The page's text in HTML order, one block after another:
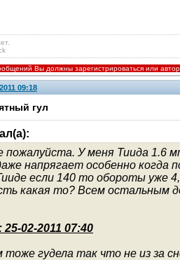
Вы должны зарегистрироваться или
09:18
гул
пожалуйста. У меня Тиида 1.6
напрягает особенно когда
если 140 то обороты уже
какая то? Всем остальным
02-2011 07:40
гудела так что не из за